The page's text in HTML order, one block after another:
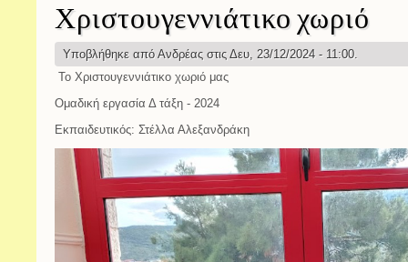
Χριστουγεννιάτικο χωριό
Υποβλήθηκε από Ανδρέας στις Δευ, 23/12/2024 - 11:00.
Το Χριστουγεννιάτικο χωριό μας
Ομαδική εργασία Δ τάξη - 2024
Εκπαιδευτικός: Στέλλα Αλεξανδράκη